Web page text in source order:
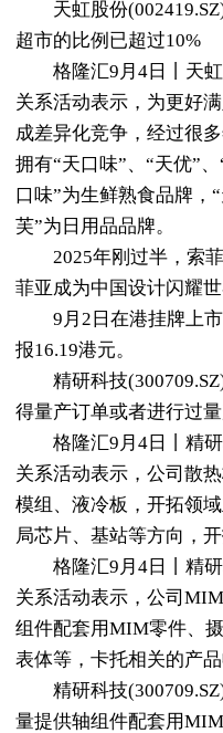
天虹股份(002419.SZ)
超市的比例已超过10%
格隆汇9月4日丨天虹
关系活动表示，为更好
成差异化竞争，经过很
拥有“天口味”、“天优”
口味”为生鲜熟食品牌，
芙”为日用品品牌。
2025年刚过半，索菲
菲亚成为中国设计闪耀世
9月2日在港挂牌上市
报16.19港元。
精研科技(300709.SZ)
得量产订单或者进行过
格隆汇9月4日丨精研
关系活动表示，公司散
模组、液冷板，开拓领
局芯片、基站等方向，
格隆汇9月4日丨精研
关系活动表示，公司
组件配套用MIM零件、
表体等，卡托相关的产品
精研科技(300709.SZ)
量提供轴组件配套用